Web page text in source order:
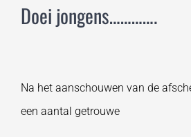
Doei jongens………….
Na het aanschouwen van de
een aantal getrouwe